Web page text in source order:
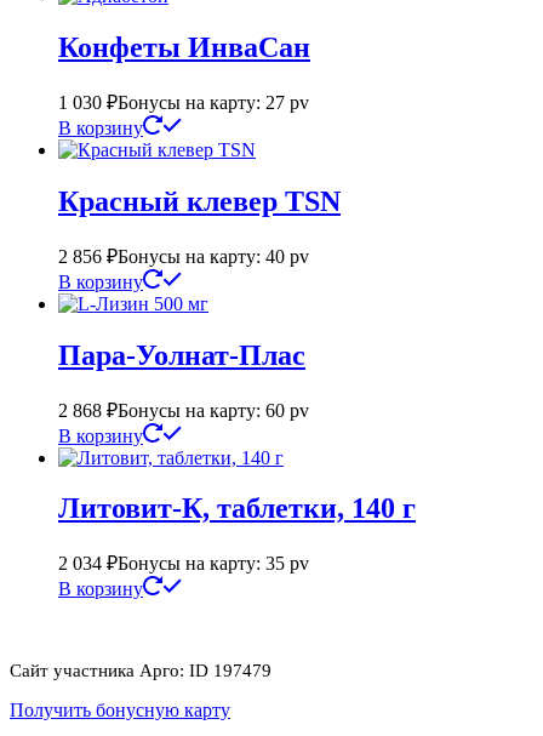
Конфеты ИнваСан
1 030 ₽Бонусы на карту: 27 pv
В корзину
Красный клевер ТSN
2 856 ₽Бонусы на карту: 40 pv
В корзину
Пара-Уолнат-Плас
2 868 ₽Бонусы на карту: 60 pv
В корзину
Литовит-К, таблетки, 140 г
2 034 ₽Бонусы на карту: 35 pv
В корзину
Сайт участника Арго: ID 197479
Получить бонусную карту